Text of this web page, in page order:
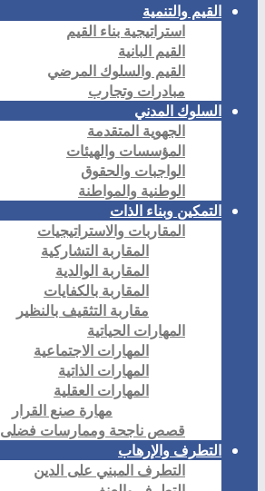
القيم والتنمية
استراتيجية بناء القيم
القيم البانية
القيم والسلوك المرضي
مبادرات وتجارب
السلوك المدني
الجهوية المتقدمة
المؤسسات والهيئات
الواجبات والحقوق
الوطنية والمواطنة
التمكين وبناء الذات
المقاربات والاستراتيجيات
المقاربة التشاركية
المقاربة الوالدية
المقاربة بالكفايات
مقاربة التثقيف بالنظير
المهارات الحياتية
المهارات الاجتماعية
المهارات الذاتية
المهارات العقلية
مهارة صنع القرار
قصص ناجحة وممارسات فضلى
التطرف والإرهاب
التطرف المبني على الدين